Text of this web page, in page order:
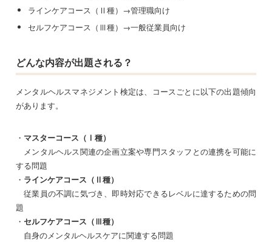
ラインケアコース（Ⅱ種）→管理職向け
セルフケアコース（Ⅲ種）→一般従業員向け
どんな内容が出題される？
メンタルヘルスマネジメント検定は、コースごとに以下の出題傾向
があります。
・ マスターコース（Ⅰ種）
メンタルヘルス関連の企画立案や専門スタッフとの連携を可能に
する問題
・ ラインケアコース（Ⅱ種）
従業員の不調に気づき、即時対応できるレベルに達するための問
題
・ セルフケアコース（Ⅲ種）
自身のメンタルヘルスケアに関連する問題